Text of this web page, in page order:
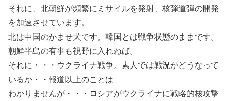
それに、北朝鮮が頻繁にミサイルを発射、核弾道弾の開発
を加速させています。
北は中国のかませ犬です。韓国とは戦争状態のままです。
朝鮮半島の有事も視野に入れねば。
それに・・・ウクライナ戦争。素人では戦況がどうなって
いるか・・報道以上のことは
わかりませんが・・・ロシアがウクライナに戦略的核攻撃